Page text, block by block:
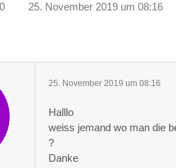
25. November 2019 um 08:16
25. November 2019 um 08:16
Halllo
weiss jemand wo man die
?
Danke